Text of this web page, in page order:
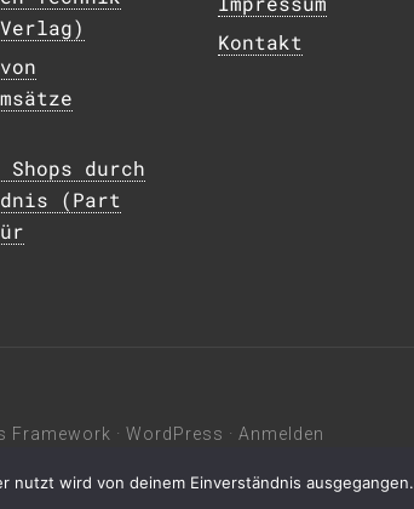
durch
(Part
Kontakt
Framework · WordPress · Anmelden
nutzt wird von deinem Einverständnis ausgegangen.